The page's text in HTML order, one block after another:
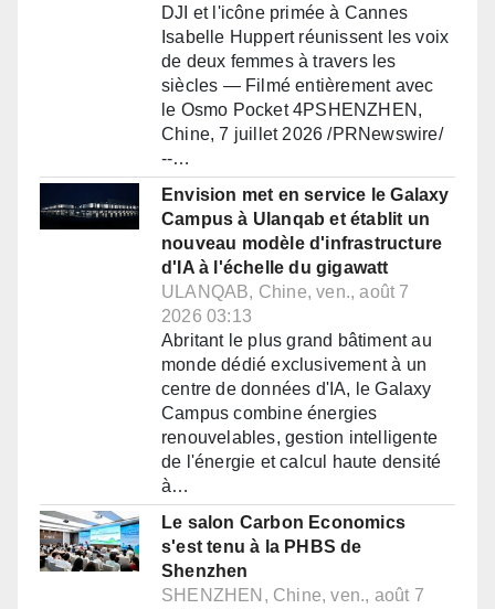
DJI et l'icône primée à Cannes
Isabelle Huppert réunissent les voix
de deux femmes à travers les
siècles — Filmé entièrement avec
le Osmo Pocket 4PSHENZHEN,
Chine, 7 juillet 2026 /PRNewswire/
--…
Envision met en service le Galaxy
Campus à Ulanqab et établit un
nouveau modèle d'infrastructure
d'IA à l'échelle du gigawatt
ULANQAB, Chine, ven., août 7
2026 03:13
Abritant le plus grand bâtiment au
monde dédié exclusivement à un
centre de données d'IA, le Galaxy
Campus combine énergies
renouvelables, gestion intelligente
de l'énergie et calcul haute densité
à…
Le salon Carbon Economics
s'est tenu à la PHBS de
Shenzhen
SHENZHEN, Chine, ven., août 7